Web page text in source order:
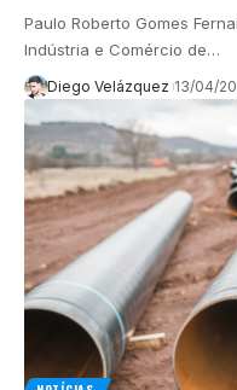
Paulo Roberto Gomes
Indústria e Comércio de…
Diego Velázquez 13/04/